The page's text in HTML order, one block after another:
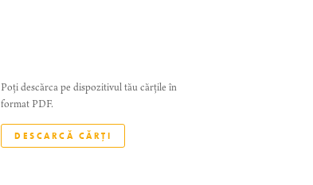
CITEȘTE CITEȘTE
Poți descărca pe dispozitivul tău cărțile în
format PDF.
DESCARCĂ CĂRȚI